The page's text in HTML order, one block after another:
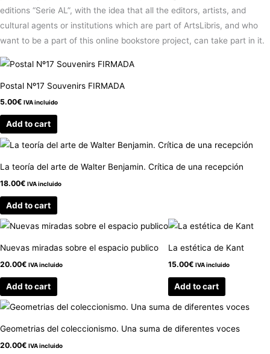
editions “Serie AL”, with the idea that all the editors, artists, and
cultural agents or institutions which are part of ArtsLibris, and who
want to be a part of this online bookstore project, can take part in it.
Postal Nº17 Souvenirs FIRMADA
5.00€ IVA incluido
Add to cart
La teoría del arte de Walter Benjamin. Crítica de una recepción
18.00€ IVA incluido
Add to cart
Nuevas miradas sobre el espacio publico
20.00€ IVA incluido
Add to cart
La estética de Kant
15.00€ IVA incluido
Add to cart
Geometrias del coleccionismo. Una suma de diferentes voces
20.00€ IVA incluido